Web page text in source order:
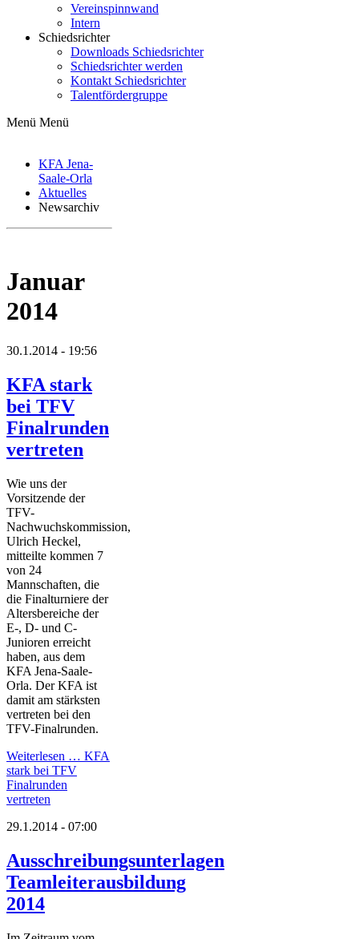
Vereinspinnwand
Intern
Schiedsrichter
Downloads Schiedsrichter
Schiedsrichter werden
Kontakt Schiedsrichter
Talentfördergruppe
Menü Menü
KFA Jena-
Saale-Orla
Aktuelles
Newsarchiv
Januar
2014
30.1.2014 - 19:56
KFA stark
bei TFV
Finalrunden
vertreten
Wie uns der
Vorsitzende der
TFV-
Nachwuchskommission,
Ulrich Heckel,
mitteilte kommen 7
von 24
Mannschaften, die
die Finalturniere der
Altersbereiche der
E-, D- und C-
Junioren erreicht
haben, aus dem
KFA Jena-Saale-
Orla. Der KFA ist
damit am stärksten
vertreten bei den
TFV-Finalrunden.
Weiterlesen … KFA
stark bei TFV
Finalrunden
vertreten
29.1.2014 - 07:00
Ausschreibungsunterlagen
Teamleiterausbildung
2014